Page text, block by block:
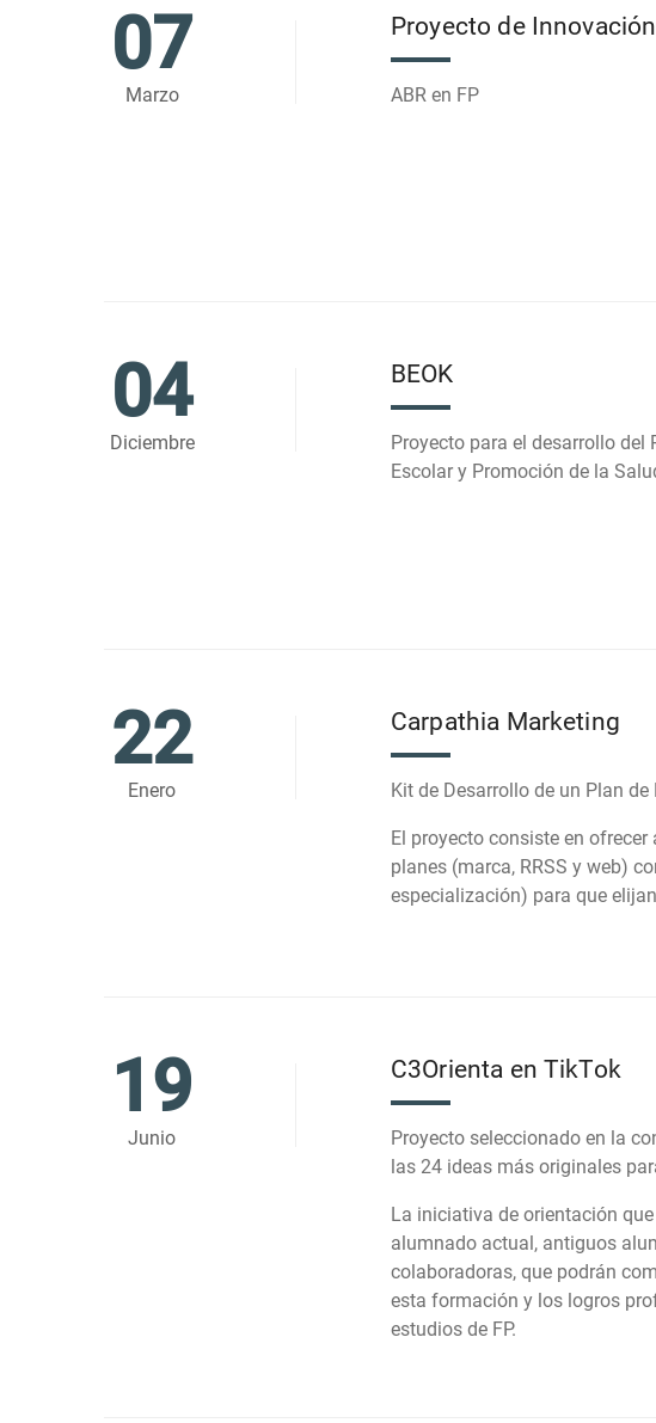
07
Marzo
Proyecto de
ABR en FP
04
Diciembre
BEOK
Proyecto para el desarrollo del
Escolar y Promoción de la
22
Enero
Carpathia Marketing
Kit de Desarrollo de un Plan
El proyecto consiste en
planes (marca, RRSS y web)
especialización) para que
19
Junio
C3Orienta en TikTok
Proyecto seleccionado en la
las 24 ideas más originales
La iniciativa de orientación
alumnado actual, antiguos
colaboradoras, que podrán
esta formación y los logros
estudios de FP.